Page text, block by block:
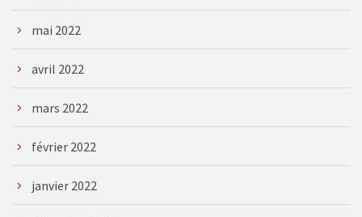
mai 2022
avril 2022
mars 2022
février 2022
janvier 2022